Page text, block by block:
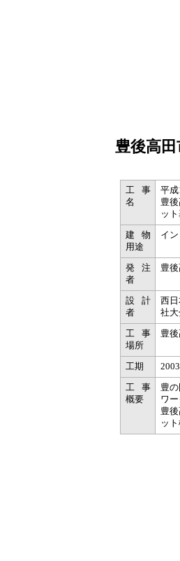
豊後高
工事
名
平
豊
ッ
建物
用途
イ
発注
者
豊
設計
者
西
社
工事
場所
豊
工期
工事
概要
豊
ワ
豊
ッ